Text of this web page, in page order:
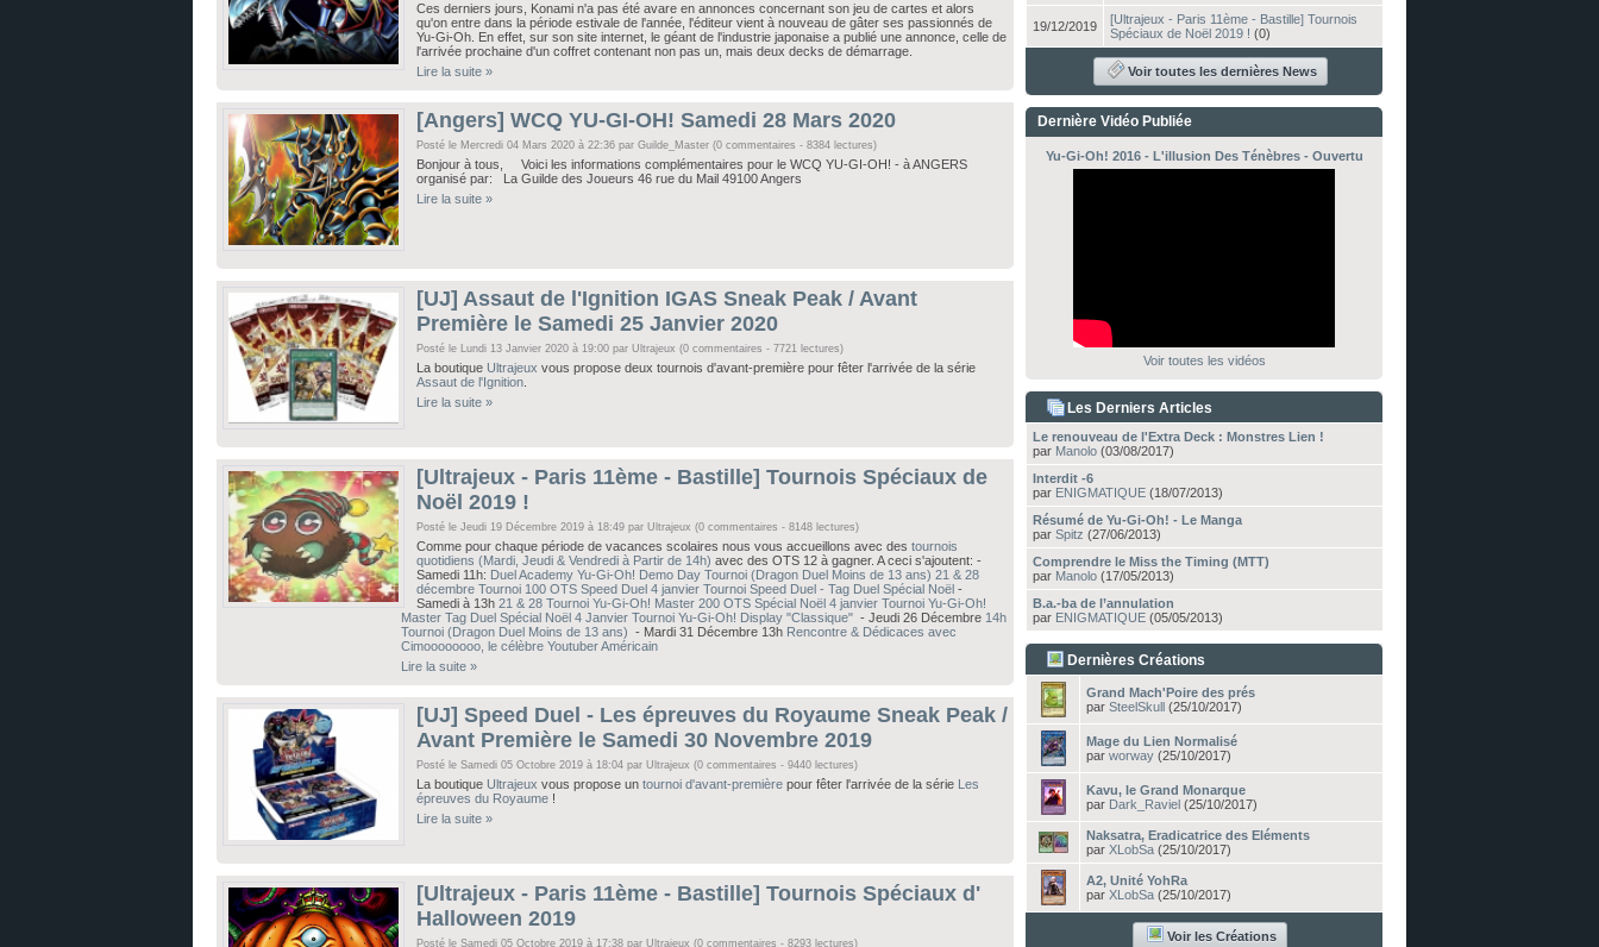
Ces derniers jours, Konami n'a pas été avare en annonces concernant son jeu de cartes et alors
qu'on entre dans la période estivale de l'année, l'éditeur vient à nouveau de gâter ses passionnés de
Yu-Gi-Oh. En effet, sur son site internet, le géant de l'industrie japonaise a publié une annonce, celle de
l'arrivée prochaine d'un coffret contenant non pas un, mais deux decks de démarrage.
Lire la suite »
[Angers] WCQ YU-GI-OH! Samedi 28 Mars 2020
Posté le Mercredi 04 Mars 2020 à 22:36 par Guilde_Master (0 commentaires - 8384 lectures)
Bonjour à tous, Voici les informations complémentaires pour le WCQ YU-GI-OH! - à ANGERS
organisé par: La Guilde des Joueurs 46 rue du Mail 49100 Angers
Lire la suite »
[UJ] Assaut de l'Ignition IGAS Sneak Peak / Avant
Première le Samedi 25 Janvier 2020
Posté le Lundi 13 Janvier 2020 à 19:00 par Ultrajeux (0 commentaires - 7721 lectures)
La boutique Ultrajeux vous propose deux tournois d'avant-première pour fêter l'arrivée de la série
Assaut de l'Ignition
Lire la suite »
[Ultrajeux - Paris 11ème - Bastille] Tournois Spéciaux de
Noël 2019 !
Posté le Jeudi 19 Décembre 2019 à 18:49 par Ultrajeux (0 commentaires - 8148 lectures)
Comme pour chaque période de vacances scolaires nous vous accueillons avec des tournois
quotidiens (Mardi, Jeudi & Vendredi à Partir de 14h) avec des OTS 12 à gagner. A ceci s'ajoutent: -
Samedi 11h: Duel Academy Yu-Gi-Oh! Demo Day Tournoi (Dragon Duel Moins de 13 ans) 21 & 28
décembre Tournoi 100 OTS Speed Duel 4 janvier Tournoi Speed Duel - Tag Duel Spécial Noël -
Samedi à 13h 21 & 28 Tournoi Yu-Gi-Oh! Master 200 OTS Spécial Noël 4 janvier Tournoi Yu-Gi-Oh!
Master Tag Duel Spécial Noël 4 Janvier Tournoi Yu-Gi-Oh! Display "Classique" - Jeudi 26 Décembre 14h
Tournoi (Dragon Duel Moins de 13 ans) - Mardi 31 Décembre 13h Rencontre & Dédicaces avec
Cimoooooooo, le célèbre Youtuber Américain
Lire la suite »
[UJ] Speed Duel - Les épreuves du Royaume Sneak Peak /
Avant Première le Samedi 30 Novembre 2019
Posté le Samedi 05 Octobre 2019 à 18:04 par Ultrajeux (0 commentaires - 9440 lectures)
La boutique Ultrajeux vous propose un tournoi d'avant-première pour fêter l'arrivée de la série Les
épreuves du Royaume !
Lire la suite »
[Ultrajeux - Paris 11ème - Bastille] Tournois Spéciaux d'
Halloween 2019
Posté le Samedi 05 Octobre 2019 à 17:38 par Ultrajeux (0 commentaires - 8293 lectures)
19/12/2019
[Ultrajeux - Paris 11ème - Bastille] Tournois
Spéciaux de Noël 2019 ! (0)
Voir toutes les dernières News
Dernière Vidéo Publiée
Yu-Gi-Oh! 2016 - L'illusion Des Ténèbres - Ouvertu
Voir toutes les vidéos
Les Derniers Articles
Le renouveau de l'Extra Deck : Monstres Lien !
par Manolo (03/08/2017)
Interdit -6
par ENIGMATIQUE (18/07/2013)
Résumé de Yu-Gi-Oh! - Le Manga
par Spitz (27/06/2013)
Comprendre le Miss the Timing (MTT)
par Manolo (17/05/2013)
B.a.-ba de l’annulation
par ENIGMATIQUE (05/05/2013)
Dernières Créations
Grand Mach'Poire des prés
par SteelSkull (25/10/2017)
Mage du Lien Normalisé
par worway (25/10/2017)
Kavu, le Grand Monarque
par Dark_Raviel (25/10/2017)
Naksatra, Eradicatrice des Eléments
par XLobSa (25/10/2017)
A2, Unité YohRa
par XLobSa (25/10/2017)
Voir les Créations